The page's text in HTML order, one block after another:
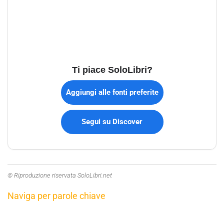
Ti piace SoloLibri?
Aggiungi alle fonti preferite
Segui su Discover
© Riproduzione riservata SoloLibri.net
Naviga per parole chiave